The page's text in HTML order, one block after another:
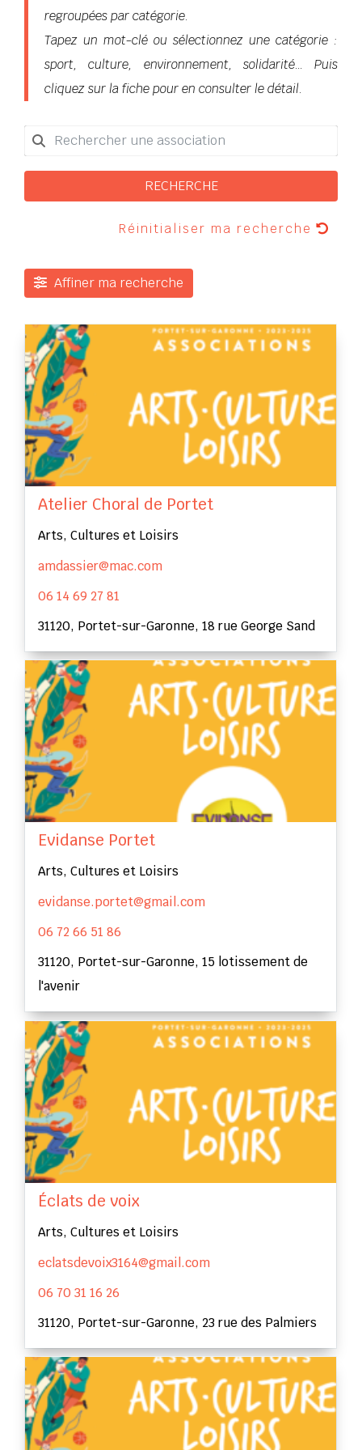
regroupées par catégorie.
Tapez un mot-clé ou sélectionnez une catégorie :
sport, culture, environnement, solidarité… Puis
cliquez sur la fiche pour en consulter le détail.
RECHERCHE
Réinitialiser ma recherche
Affiner ma recherche
Atelier Choral de Portet
Arts, Cultures et Loisirs
amdassier@mac.com
06 14 69 27 81
31120, Portet-sur-Garonne, 18 rue George Sand
Evidanse Portet
Arts, Cultures et Loisirs
evidanse.portet@gmail.com
06 72 66 51 86
31120, Portet-sur-Garonne, 15 lotissement de
l'avenir
Éclats de voix
Arts, Cultures et Loisirs
eclatsdevoix3164@gmail.com
06 70 31 16 26
31120, Portet-sur-Garonne, 23 rue des Palmiers